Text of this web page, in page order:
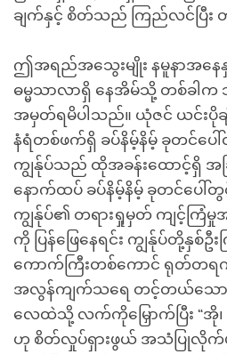
ချက်နှင့် စိတ်သည် ကြည်လင်ပြီး
ဤအရည်အသွေးမျိုး နမူနာအနေ
ဓမ္မသာလာရှိ နေအိမ်သို့ တစ်ခါ
အမှတ်ရမိပါသည်။ ယုံဇင် ယင်းပို
နံရံတစ်ဖက်ရှိ ခပ်နိမ့်နိမ့် ခုတင်ပေ
ကျွန်ုပ်သည် ထိုအခန်းထောင့်ရှိ အခ
နောက်ထပ် ခပ်နိမ့်နိမ့် ခုတင်ပေ
ကျွန်ုပ်၏ တရားရှုမှတ် ကျင့်ကြံမှုအ
ကို ပြန်ဖြေနေရင်း ကျွန်ုပ်တို့နှစ်ဦး
ကောက်ကြီးတစ်ကောင် ရုတ်တရ
အလွန်ကျက်သရေ တင့်တယ်သော
လေထဲသို့ လက်ကိုမြှောက်ပြီး “အို၊
ဟု စိတ်လှုပ်ရှားဖွယ် အသံပြုလိုက်